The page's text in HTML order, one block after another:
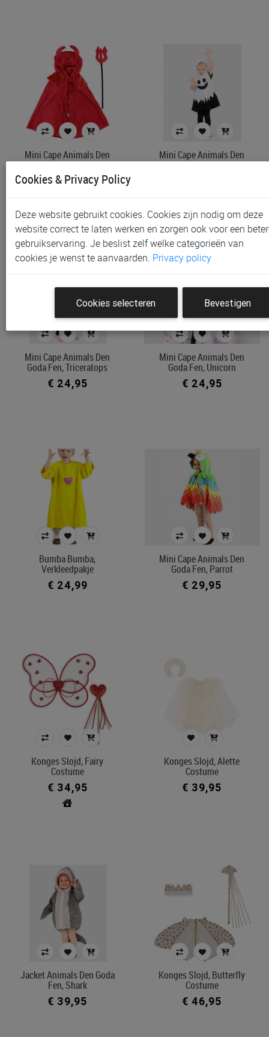
Mini Cape Animals Den
Goda Fen, Red Devil
€ 24,95
Mini Cape Animals Den
Goda Fen, Spook Wit
Mini Cape Animals Den
Goda Fen, Triceratops
€ 24,95
Mini Cape Animals Den
Goda Fen, Unicorn
€ 24,95
Bumba Bumba,
Verkleedpakje
€ 24,99
Mini Cape Animals Den
Goda Fen, Parrot
€ 29,95
Konges Slojd, Fairy
Costume
€ 34,95
Konges Slojd, Alette
Costume
€ 39,95
Jacket Animals Den Goda
Fen, Shark
€ 39,95
Konges Slojd, Butterfly
Costume
€ 46,95
Cookies & Privacy Policy
Deze website gebruikt cookies. Cookies zijn nodig om deze
website correct te laten werken en zorgen ook voor een
gebruikservaring. Je beslist zelf welke categorieën van
cookies je wenst te aanvaarden. Privacy policy
Cookies selecteren Bevestigen